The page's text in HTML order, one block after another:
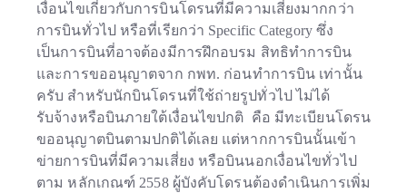
เงื่อนไขเกี่ยวกับการบินโดรนที่มีความเสี่ยงมากกว่า
การบินทั่วไป หรือที่เรียกว่า Specific Category ซึ่ง
เป็นการบินที่อาจต้องมีการฝึกอบรม สิทธิทำการบิน
และการขออนุญาตจาก กพท. ก่อนทำการบิน เท่านั้น
ครับ สำหรับนักบินโดรนที่ใช้ถ่ายรูปทั่วไป ไม่ได้
รับจ้างหรือบินภายใต้เงื่อนไขปกติ คือ มีทะเบียนโดรน
ขออนุญาตบินตามปกติได้เลย แต่หากการบินนั้นเข้า
ข่ายการบินที่มีความเสี่ยง หรือบินนอกเงื่อนไขทั่วไป
ตาม หลักเกณฑ์ 2558 ผู้บังคับโดรนต้องดำเนินการเพิ่ม